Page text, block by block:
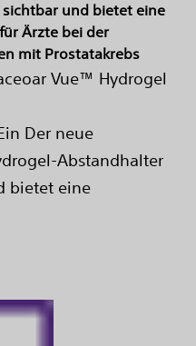
und bietet eine
Ärzte bei der
mit Prostatakrebs
Vue™ Hydrogel
Der neue
Abstandhalter
bietet eine